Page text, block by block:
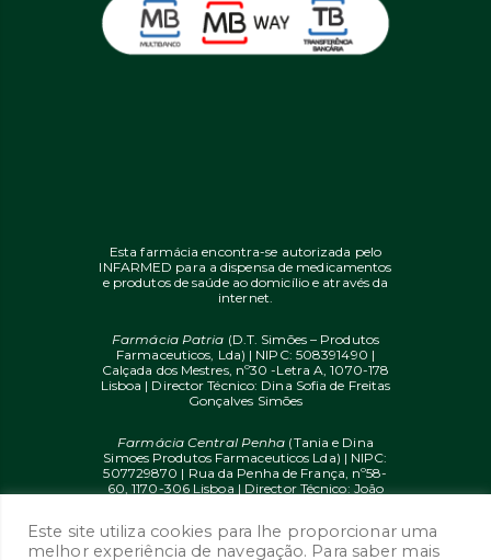
Esta farmácia encontra-se autorizada pelo
INFARMED para a dispensa de medicamentos
e produtos de saúde ao domicílio e através da
internet.
Farmácia Patria (D.T. Simões – Produtos
Farmaceuticos, Lda) | NIPC: 508391490 |
Calçada dos Mestres, nº30 -Letra A, 1070-178
Lisboa | Director Técnico: Dina Sofia de Freitas
Gonçalves Simões
Farmácia Central Penha (Tania e Dina
Simoes Produtos Farmaceuticos Lda) | NIPC:
507729870 | Rua da Penha de França, nº58-
60, 1170-306 Lisboa | Director Técnico: João
© 2020 farmaciaon.pt | Design and
Este site utiliza cookies para lhe proporcionar uma
melhor experiência de navegação. Para saber mais